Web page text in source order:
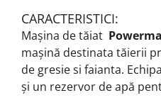
CARACTERISTICI:
Mașina de tăiat
mașină destinata tăierii
de gresie si faianta.
și un rezervor de apă